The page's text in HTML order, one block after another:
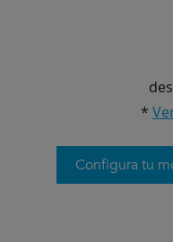
*
Configura tu